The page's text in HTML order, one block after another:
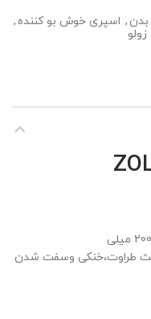
, اسپری خوش بو کننده ,
طراوت،خنکی وسفت شدن